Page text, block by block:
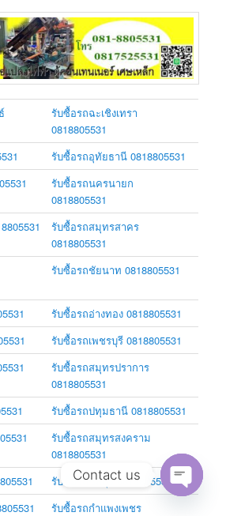
รับซื้อรถฉะเชิงเทรา
0818805531
รับซื้อรถอุทัยธานี 0818805531
รับซื้อรถนครนายก
0818805531
รับซื้อรถสมุทรสาคร
0818805531
รับซื้อรถชัยนาท 0818805531
รับซื้อรถอ่างทอง 0818805531
รับซื้อรถเพชรบุรี 0818805531
รับซื้อรถสมุทรปราการ
0818805531
รับซื้อรถปทุมธานี 0818805531
รับซื้อรถสมุทรสงคราม
0818805531
รับซื้อรถชลบุรี 0818805531
รับซื้อรถกำแพงเพชร
Contact us